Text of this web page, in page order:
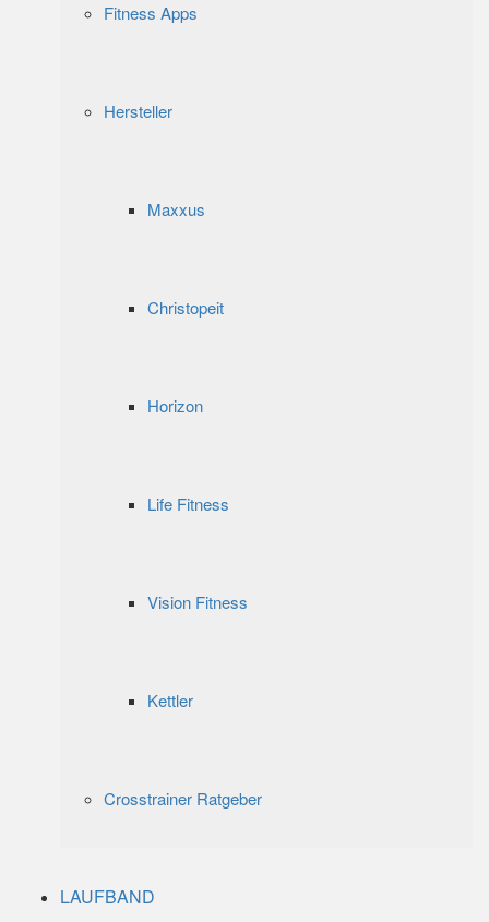
Fitness Apps
Hersteller
Maxxus
Christopeit
Horizon
Life Fitness
Vision Fitness
Kettler
Crosstrainer Ratgeber
LAUFBAND